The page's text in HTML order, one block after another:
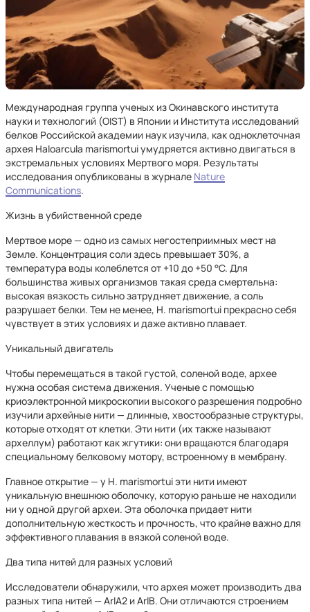
Международная группа ученых из Окинавского института
науки и технологий (OIST) в Японии и Института исследований
белков Российской академии наук изучила, как одноклеточная
архея Haloarcula marismortui умудряется активно двигаться в
экстремальных условиях Мертвого моря. Результаты
исследования опубликованы в журнале Nature
Communications.
Жизнь в убийственной среде
Мертвое море — одно из самых негостеприимных мест на
Земле. Концентрация соли здесь превышает 30%, а
температура воды колеблется от +10 до +50 °C. Для
большинства живых организмов такая среда смертельна:
высокая вязкость сильно затрудняет движение, а соль
разрушает белки. Тем не менее, H. marismortui прекрасно себя
чувствует в этих условиях и даже активно плавает.
Уникальный двигатель
Чтобы перемещаться в такой густой, соленой воде, архее
нужна особая система движения. Ученые с помощью
криоэлектронной микроскопии высокого разрешения подробно
изучили архейные нити — длинные, хвостообразные структуры,
которые отходят от клетки. Эти нити (их также называют
археллум) работают как жгутики: они вращаются благодаря
специальному белковому мотору, встроенному в мембрану.
Главное открытие — у H. marismortui эти нити имеют
уникальную внешнюю оболочку, которую раньше не находили
ни у одной другой археи. Эта оболочка придает нити
дополнительную жесткость и прочность, что крайне важно для
эффективного плавания в вязкой соленой воде.
Два типа нитей для разных условий
Исследователи обнаружили, что архея может производить два
разных типа нитей — ArlA2 и ArlB. Они отличаются строением